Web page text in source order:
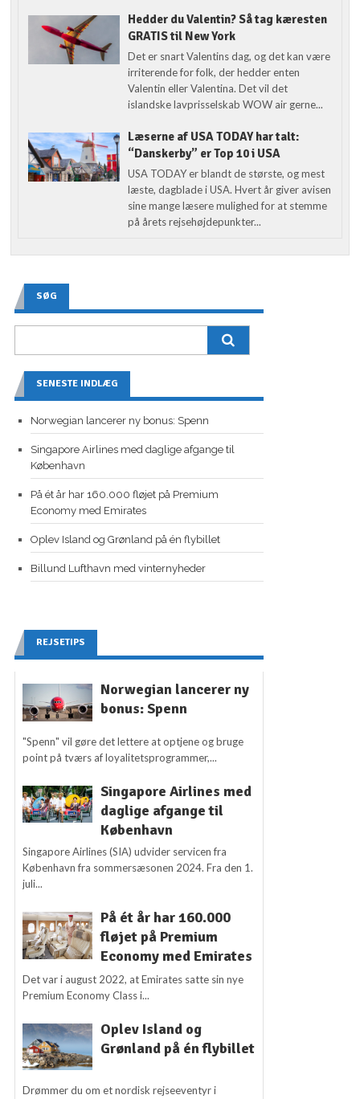
Hedder du Valentin? Så tag kæresten
GRATIS til New York
Det er snart Valentins dag, og det kan være
irriterende for folk, der hedder enten
Valentin eller Valentina. Det vil det
islandske lavprisselskab WOW air gerne...
Læserne af USA TODAY har talt:
“Danskerby” er Top 10 i USA
USA TODAY er blandt de største, og mest
læste, dagblade i USA. Hvert år giver avisen
sine mange læsere mulighed for at stemme
på årets rejsehøjdepunkter...
SØG
SENESTE INDLÆG
Norwegian lancerer ny bonus: Spenn
Singapore Airlines med daglige afgange til
København
På ét år har 160.000 fløjet på Premium
Economy med Emirates
Oplev Island og Grønland på én flybillet
Billund Lufthavn med vinternyheder
REJSETIPS
Norwegian lancerer ny
bonus: Spenn
"Spenn" vil gøre det lettere at optjene og bruge
point på tværs af loyalitetsprogrammer,...
Singapore Airlines med
daglige afgange til
København
Singapore Airlines (SIA) udvider servicen fra
København fra sommersæsonen 2024. Fra den 1.
juli...
På ét år har 160.000
fløjet på Premium
Economy med Emirates
Det var i august 2022, at Emirates satte sin nye
Premium Economy Class i...
Oplev Island og
Grønland på én flybillet
Drømmer du om et nordisk rejseeventyr i